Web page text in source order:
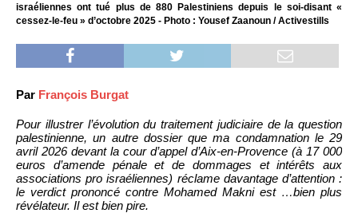
israéliennes ont tué plus de 880 Palestiniens depuis le soi-disant «
cessez-le-feu » d’octobre 2025 - Photo : Yousef Zaanoun / Activestills
Par François Burgat
Pour illustrer l’évolution du traitement judiciaire de la question
palestinienne, un autre dossier que ma condamnation le 29
avril 2026 devant la cour d’appel d’Aix-en-Provence (à 17 000
euros d’amende pénale et de dommages et intérêts aux
associations pro israéliennes) réclame davantage d’attention :
le verdict prononcé contre Mohamed Makni est …bien plus
révélateur. Il est bien pire.